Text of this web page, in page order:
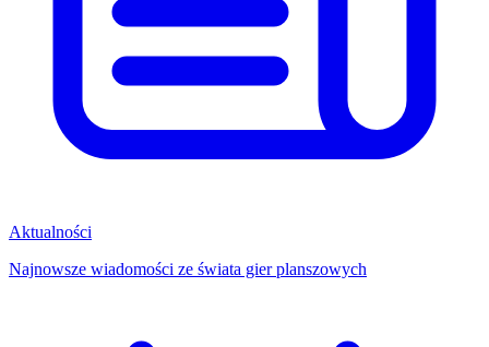
Aktualności
Najnowsze wiadomości ze świata gier planszowych